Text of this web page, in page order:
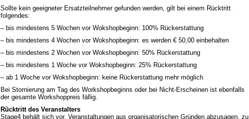
Sollte kein geeigneter Ersatzteilnehmer gefunden werden, gilt bei einem Rücktritt
folgendes:
– bis mindestens 5 Wochen vor Wokshopbeginn: 100% Rückerstattung
– bis mindestens 4 Wochen vor Wokshopbeginn: es werden € 50,00 einbehalten
– bis mindestens 2 Wochen vor Wokshopbeginn: 50% Rückerstattung
– bis mindestens 1 Woche vor Wokshopbeginn: 25% Rückerstattung
– ab 1 Woche vor Wokshopbeginn: keine Rückerstattung mehr möglich
Bei Stornierung am Tag des Workshopbeginns oder bei Nicht-Erscheinen ist ebenfalls
der gesamte Workshoppreis fällig.
Rücktritt des Veranstalters
Stage4 behält sich vor, Veranstaltungen aus organisatorischen Gründen abzusagen, zu